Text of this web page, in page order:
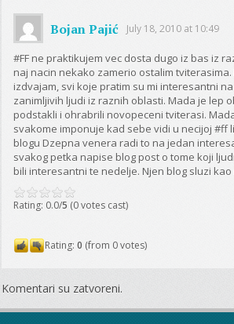
Bojan Pajić July 18, 2010 at 10:49
#FF ne praktikujem vec dosta dugo iz bas iz
naj nacin nekako zamerio ostalim tviterasima.
izdvajam, svi koje pratim su mi interesantni
zanimljivih ljudi iz raznih oblasti. Mada je lep
podstakli i ohrabrili novopeceni tviterasi.
svakome imponuje kad sebe vidi u necijoj #ff
blogu Dzepna venera radi to na jedan
svakog petka napise blog post o tome koji
bili interesantni te nedelje. Njen blog sluzi
Rating: 0.0/5 (0 votes cast)
Rating:0 (from 0 votes)
Komentari su zatvoreni.